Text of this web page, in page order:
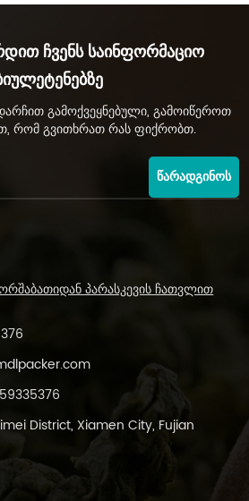
Ჩვენს Საინფორმაციო
გამოქვეყნებული, გამოიწეროთ
რომ გვითხრათ რას ფიქრობთ.
ᲬᲐᲠᲐᲓᲒᲘᲜᲝᲡ
პარასკევის ჩათვლით
District, Xiamen City, Fujian